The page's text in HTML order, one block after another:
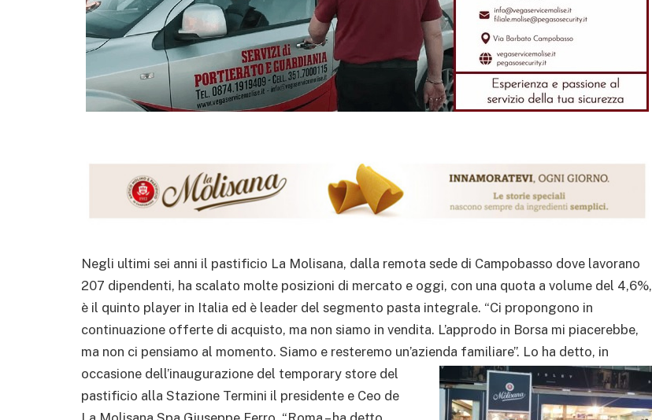
Negli ultimi sei anni il pastificio La Molisana, dalla remota sede di Campobasso dove lavorano
207 dipendenti, ha scalato molte posizioni di mercato e oggi, con una quota a volume del 4,6%,
è il quinto player in Italia ed è leader del segmento pasta integrale. “Ci propongono in
continuazione offerte di acquisto, ma non siamo in vendita. L’approdo in Borsa mi piacerebbe,
ma non ci pensiamo al momento. Siamo e resteremo un’azienda familiare”. Lo ha detto, in
occasione dell’inaugurazione del temporary store del
pastificio alla Stazione Termini il presidente e Ceo de